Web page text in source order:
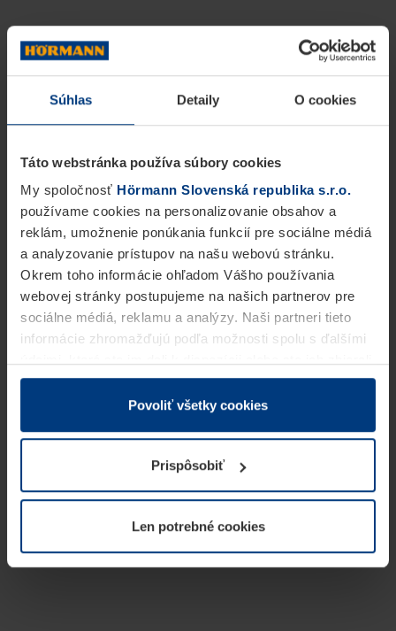
Súhlas Detaily O cookies
Táto webstránka používa súbory cookies
My spoločnosť Hörmann Slovenská republika s.r.o.
používame cookies na personalizovanie obsahov a
reklám, umožnenie ponúkania funkcií pre sociálne médiá
a analyzovanie prístupov na našu webovú stránku.
Okrem toho informácie ohľadom Vášho používania
webovej stránky postupujeme na našich partnerov pre
sociálne médiá, reklamu a analýzy. Naši partneri tieto
informácie zhromažďujú podľa možnosti spolu s ďalšími
v rámci Vášho využívania služieb.
Z právneho hľadiska môžeme cookies ukladať na Vašom
prevádzku tejto stránky. Pre všetky ostatné typy cookie
potrebujeme Vaše povolenie. Vaše povolenie môžete
kedykoľvek zmeniť alebo odvolať vo vysvetlení cookie
našej webovej stránky.
Povoliť všetky cookies
Prispôsobiť
Len potrebné cookies